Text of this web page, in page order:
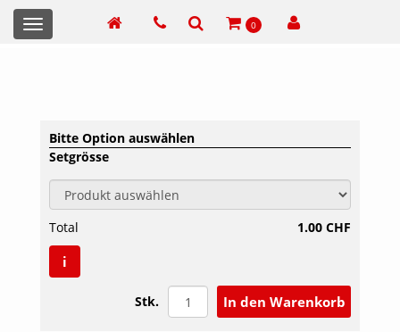
0
Toggle
navigation
Bitte Option auswählen
Setgrösse
Total 1.00 CHF
Stk.
i